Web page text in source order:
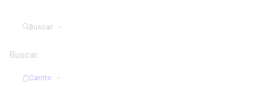
Buscar
Carrito
pueden reducir hasta un 40% sus tiempos de inactividad
preventivo y correctivo